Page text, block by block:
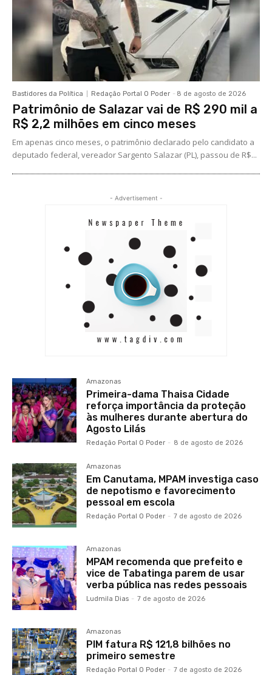
Bastidores da Política Redação Portal O Poder - 8 de agosto de 2026
Patrimônio de Salazar vai de R$ 290 mil a
R$ 2,2 milhões em cinco meses
Em apenas cinco meses, o patrimônio declarado pelo candidato a
deputado federal, vereador Sargento Salazar (PL), passou de R$...
- Advertisement -
Amazonas
Primeira-dama Thaisa Cidade
reforça importância da proteção
às mulheres durante abertura do
Agosto Lilás
Redação Portal O Poder - 8 de agosto de 2026
Amazonas
Em Canutama, MPAM investiga caso
de nepotismo e favorecimento
pessoal em escola
Redação Portal O Poder - 7 de agosto de 2026
Amazonas
MPAM recomenda que prefeito e
vice de Tabatinga parem de usar
verba pública nas redes pessoais
Ludmila Dias - 7 de agosto de 2026
Amazonas
PIM fatura R$ 121,8 bilhões no
primeiro semestre
Redação Portal O Poder - 7 de agosto de 2026